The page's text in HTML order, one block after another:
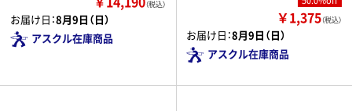
（税込）
お届け日：8月9日（日）
アスクル在庫商品
￥1,375（税込）
お届け日：8月9日（日）
アスクル在庫商品